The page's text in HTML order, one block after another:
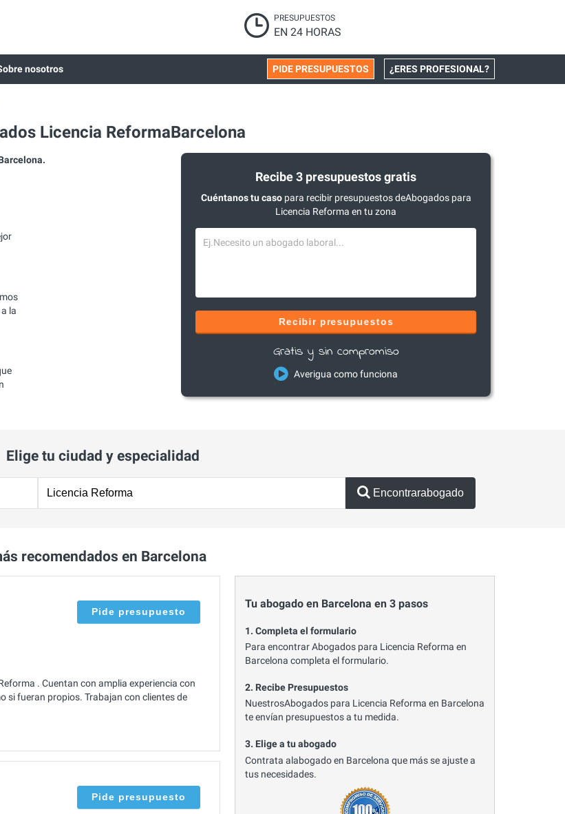
PRESUPUESTOS
EN 24 HORAS
nosotros ¿ERES PROFESIONAL?
PIDE PRESUPUESTOS
Licencia ReformaBarcelona
la
Recibe 3 presupuestos gratis
Cuéntanos tu casopara recibir presupuestos deAbogados para
Licencia Reforma en tu zona
Recibir presupuestos
Gratis y sin compromiso
Averigua como funciona
Elige tu ciudad y especialidad
Encontrarabogado
recomendados en Barcelona
Pide presupuesto
. Cuentan con amplia experiencia con
si fueran propios. Trabajan con clientes de
Pide presupuesto
Tu abogado en Barcelona en 3 pasos
1. Completa el formulario
Para encontrar Abogados para Licencia Reforma en
Barcelona completa el formulario.
2. Recibe Presupuestos
NuestrosAbogados para Licencia Reforma en Barcelona
te envían presupuestos a tu medida.
3. Elige a tu abogado
Contrata alabogado en Barcelona que más se ajuste a
tus necesidades.